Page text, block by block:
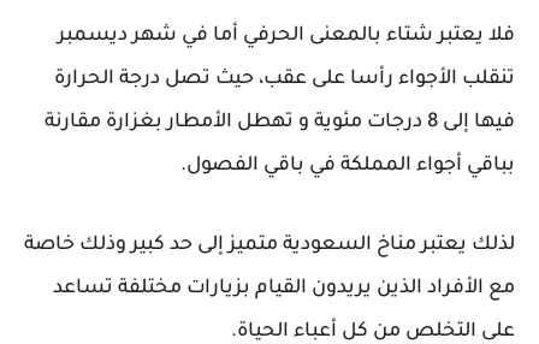
فلا يعتبر شتاء بالمعنى الحرفي أما في شهر ديسمبر
تنقلب الأجواء رأسا على عقب، حيث تصل درجة الحرارة
فيها إلى 8 درجات مئوية و تهطل الأمطار بغزارة مقارنة
بباقي أجواء المملكة في باقي الفصول.
لذلك يعتبر مناخ السعودية متميز إلى حد كبير وذلك خاصة
مع الأفراد الذين يريدون القيام بزيارات مختلفة تساعد
على التخلص من كل أعباء الحياة.